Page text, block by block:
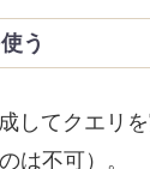
う
してクエリ
は不可）。